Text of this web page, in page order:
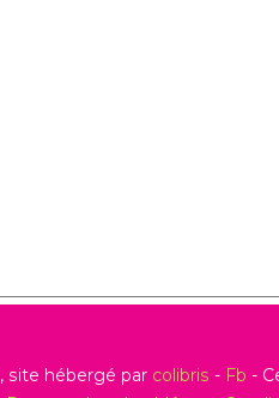
, site hébergé par colibris - Fb -